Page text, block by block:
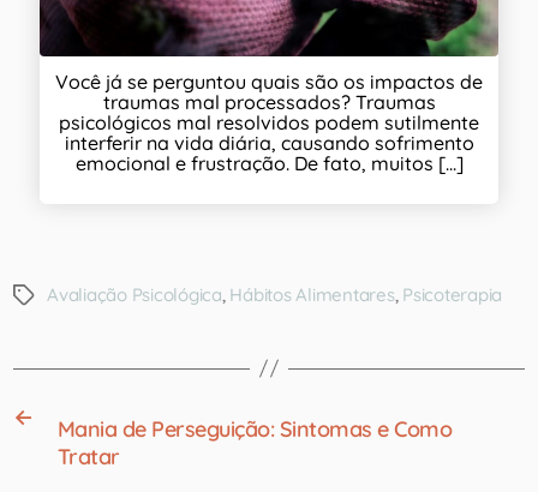
Você já se perguntou quais são os impactos de
traumas mal processados? Traumas
psicológicos mal resolvidos podem sutilmente
interferir na vida diária, causando sofrimento
emocional e frustração. De fato, muitos [...]
Avaliação Psicológica Hábitos Alimentares, Psicoterapia
←
Mania de Perseguição: Sintomas e Como
Tratar